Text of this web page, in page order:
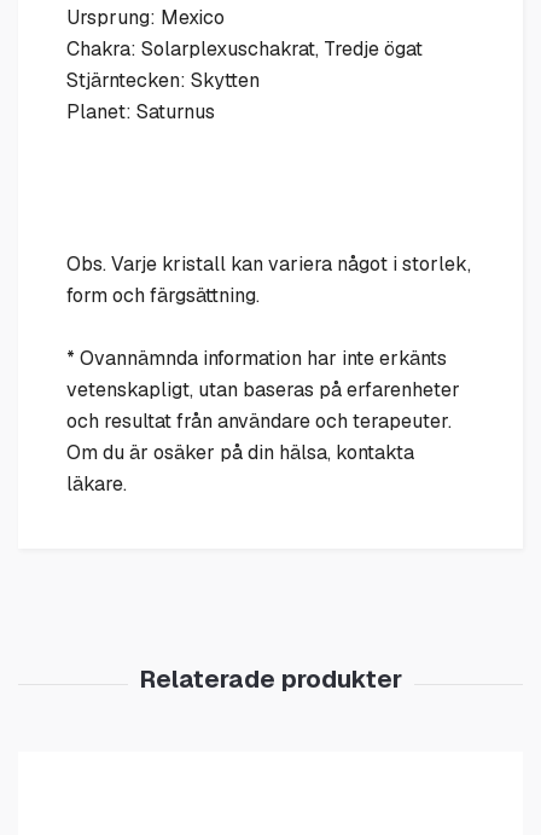
Ursprung: Mexico
Chakra: Solarplexuschakrat, Tredje ögat
Stjärntecken: Skytten
Planet: Saturnus
Obs. Varje kristall kan variera något i storlek,
form och färgsättning.
* Ovannämnda information har inte erkänts
vetenskapligt, utan baseras på erfarenheter
och resultat från användare och terapeuter.
Om du är osäker på din hälsa, kontakta
läkare.